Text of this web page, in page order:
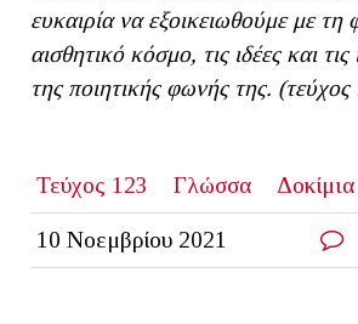
ευκαιρία να εξοικειωθούμε με τη
αισθητικό κόσμο, τις ιδέες και τις
της ποιητικής φωνής της.
Τεύχος 123
Γλώσσα Δοκίμια
10 Νοεμβρίου 2021